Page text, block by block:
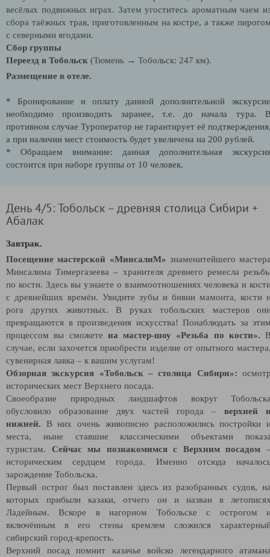
весёлых подвижных играх. Затем угоститесь ароматным чаем
сбора таёжных трав, приготовленным на костре, а также
с северными ягодами.
Сбор группы
Переезд в Тобольск (Тюмень → Тобольск: 247 км).
Размещение в отеле.
* Бронирование и оплату данной дополнительной
необходимо производить заранее, т.е. до начала тура.
противном случае Туроператор не гарантирует её
а при наличии мест стоимость будет увеличена на 200 рублей.
* Обращаем внимание: данная дополнительная
состоится при наборе группы от 10 человек.
День 4/5: Тобольск – древняя столица Сибири +
Абалак
Завтрак.
Посещение мастерской «МинсалиМ» знаменитейшего
Минсалима Тимергазеева – хранителя древнего ремесла
по кости. Здесь вы узнаете о взаимоотношениях человека и
с древнейших времён. Увидите зубы и бивни мамонта, кости
рога других животных. В руках тобольских мастеров
превращаются в произведения искусства! Понаблюдать за
процессом вы сможете на мастер-шоу «Резьба по кости».
случае, если захочется приобрести изделие от опытного
сувенирная лавка – к вашим услугам!
Обзорная экскурсия «Тобольск – столица Сибири»:
исторических мест Верхнего посада.
Своеобразие природных ландшафтов вокруг
обусловило образование двух частей города – верхней
нижней. В них очень живописно расположились постройки
места, ныне ставшие классическими объектами
туристам. Сейчас мы познакомимся с Верхним посадом
историческим сердцем города. Именно отсюда
зарождение Тобольска.
Первый острог был поставлен здесь из разобранных судов,
которых прибыли казаки, отчего он и назван в
Ладейным. Вскоре в нагорном Тобольске с острогом
включённым в его стены кремлем сложился
сибирский город-крепость.
Верхний посад помнит казачье войско легендарного